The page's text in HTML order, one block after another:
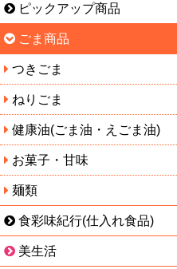
ピックアップ商品
ごま商品
つきごま
ねりごま
健康油(ごま油・えごま油)
お菓子・甘味
麺類
食彩味紀行(仕入れ食品)
美生活